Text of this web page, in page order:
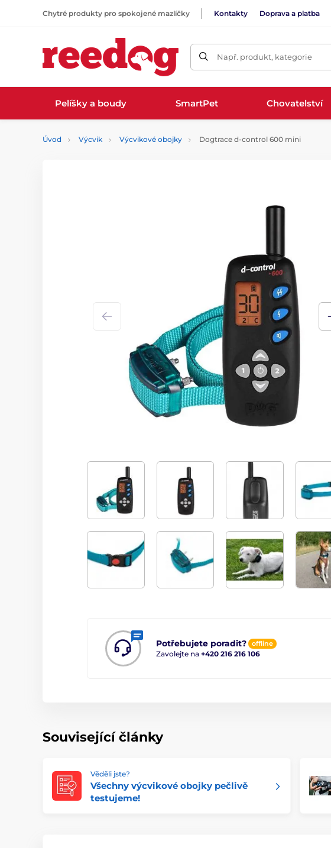
Chytré produkty pro spokojené mazlíčky Kontakty Doprava a platba
Např. produkt, kategorie
Pelíšky a boudy SmartPet Chovatelství
Úvod Výcvik Výcvikové obojky Dogtrace d-control 600 mini
Potřebujete poradit? offline
Zavolejte na +420 216 216 106
Související články
Věděli jste?
Všechny výcvikové obojky pečlivě
testujeme!